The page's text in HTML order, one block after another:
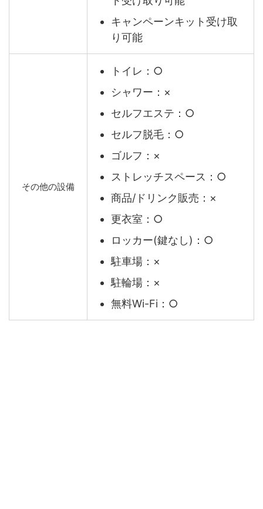
キャンペーンキット受け取
り可能
その他の設備
トイレ：○
シャワー：×
セルフエステ：○
セルフ脱毛：○
ゴルフ：×
ストレッチスペース：○
商品/ドリンク販売：×
更衣室：○
ロッカー(鍵なし)：○
駐車場：×
駐輪場：×
無料Wi-Fi：○